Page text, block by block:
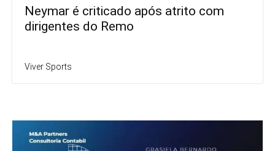
Neymar é criticado após atrito com
dirigentes do Remo
Viver Sports